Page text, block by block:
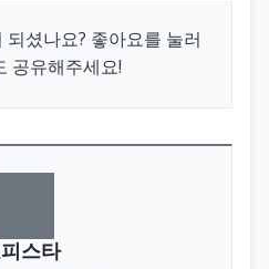
되셨나요? 좋아요를 눌러
공유해주세요!
스타